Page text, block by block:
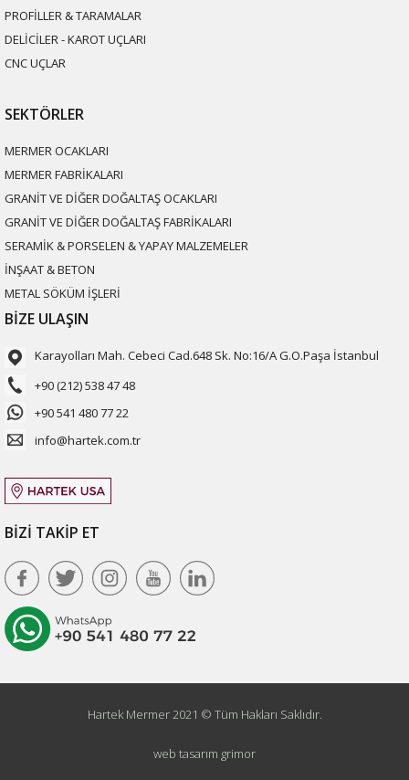
PROFİLLER & TARAMALAR
DELİCİLER - KAROT UÇLARI
CNC UÇLAR
SEKTÖRLER
MERMER OCAKLARI
MERMER FABRİKALARI
GRANİT VE DİĞER DOĞALTAŞ OCAKLARI
GRANİT VE DİĞER DOĞALTAŞ FABRİKALARI
SERAMİK & PORSELEN & YAPAY MALZEMELER
İNŞAAT & BETON
METAL SÖKÜM İŞLERİ
BİZE ULAŞIN
Karayolları Mah. Cebeci Cad.648 Sk. No:16/A G.O.Paşa İstanbul
+90 (212) 538 47 48
+90 541 480 77 22
info@hartek.com.tr
BİZİ TAKİP ET
Hartek Mermer 2021 © Tüm Hakları Saklıdır.
web tasarım grimor